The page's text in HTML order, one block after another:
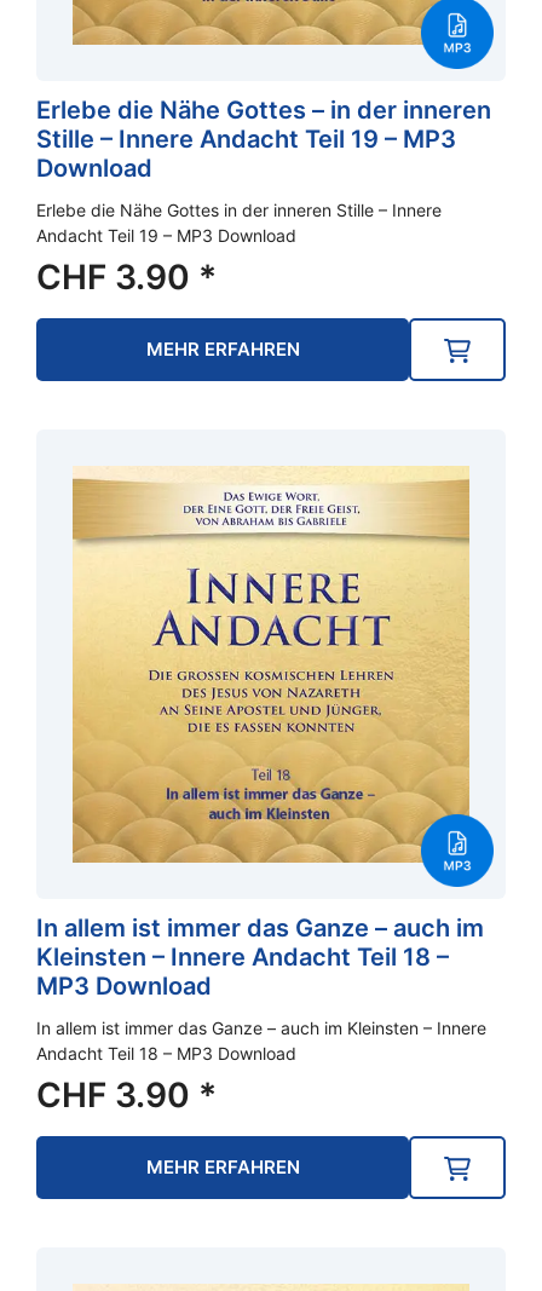
Erlebe die Nähe Gottes – in der inneren
Stille – Innere Andacht Teil 19 – MP3
Download
Erlebe die Nähe Gottes in der inneren Stille – Innere
Andacht Teil 19 – MP3 Download
CHF 3.90 *
MEHR ERFAHREN
In allem ist immer das Ganze – auch im
Kleinsten – Innere Andacht Teil 18 –
MP3 Download
In allem ist immer das Ganze – auch im Kleinsten – Innere
Andacht Teil 18 – MP3 Download
CHF 3.90 *
MEHR ERFAHREN